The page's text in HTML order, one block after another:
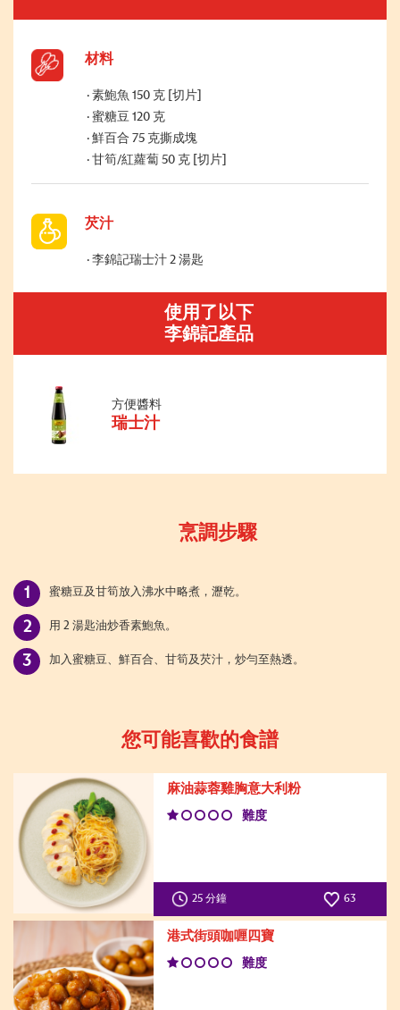
材料
素鮑魚 150 克 [切片]
蜜糖豆 120 克
鮮百合 75 克撕成塊
甘筍/紅蘿蔔 50 克 [切片]
芡汁
李錦記瑞士汁 2 湯匙
使用了以下
李錦記產品
方便醬料
瑞士汁
烹調步驟
蜜糖豆及甘筍放入沸水中略煮，瀝乾。
用 2 湯匙油炒香素鮑魚。
加入蜜糖豆、鮮百合、甘筍及芡汁，炒勻至熱透。
您可能喜歡的食譜
麻油蒜蓉雞胸意大利粉
難度
25 分鐘 63
港式街頭咖喱四寶
難度